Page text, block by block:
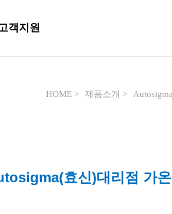
객지원
HOME > 제품소개 >
효신)대리점 가